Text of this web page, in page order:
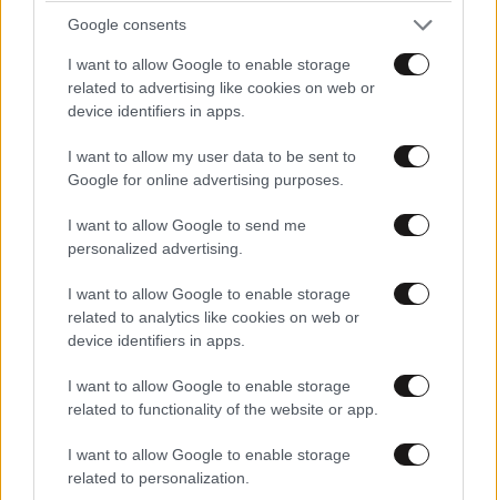
Google consents
I want to allow Google to enable storage
related to advertising like cookies on web or
device identifiers in apps.
I want to allow my user data to be sent to
Google for online advertising purposes.
I want to allow Google to send me
personalized advertising.
I want to allow Google to enable storage
related to analytics like cookies on web or
device identifiers in apps.
I want to allow Google to enable storage
related to functionality of the website or app.
I want to allow Google to enable storage
related to personalization.
Η επόμενη μεγάλη δοκιμασία θα είναι η σύνοδος
κορυφής των ηγετών της ΕΕ την επόμενη
Παρασκευή, όπου το ύψος του προϋπολογισμού
αναμένεται να βρεθεί στο επίκεντρο.
Από τον Ιούλιο, την προεδρία του Συμβουλίου της
συνεχίσει την προσπάθεια συμβιβασμού.
Προς το παρόν, όμως, το μήνυμα είναι σαφές:
προϋπολογισμός της ΕΕ έχει ανοίξει ένα βαθύ
ρήγμα ανάμεσα στον Βορρά, που ζητά περικοπές, και
προστατεύσουν τα κονδύλια συνοχής και τις
Για την Ελλάδα, η πρόταση της κυπριακής προεδρίας